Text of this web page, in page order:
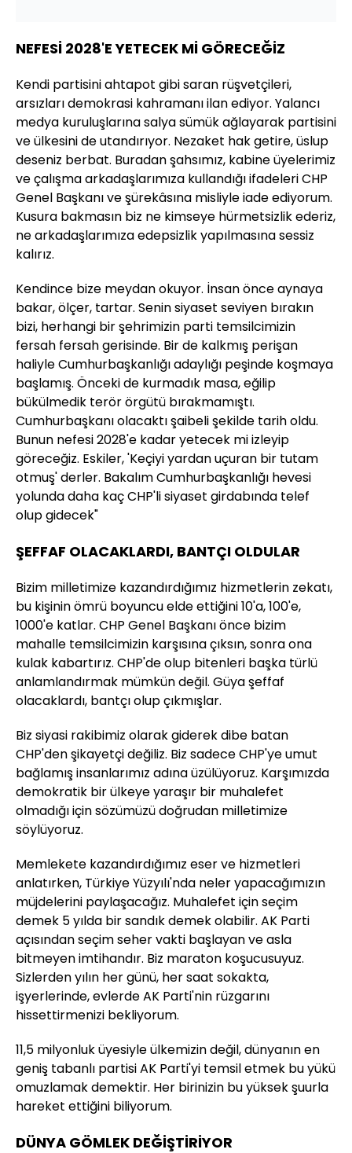
NEFESİ 2028'E YETECEK Mİ GÖRECEĞİZ
Kendi partisini ahtapot gibi saran rüşvetçileri,
arsızları demokrasi kahramanı ilan ediyor. Yalancı
medya kuruluşlarına salya sümük ağlayarak partisini
ve ülkesini de utandırıyor. Nezaket hak getire, üslup
deseniz berbat. Buradan şahsımız, kabine üyelerimiz
ve çalışma arkadaşlarımıza kullandığı ifadeleri CHP
Genel Başkanı ve şürekâsına misliyle iade ediyorum.
Kusura bakmasın biz ne kimseye hürmetsizlik ederiz,
ne arkadaşlarımıza edepsizlik yapılmasına sessiz
kalırız.
Kendince bize meydan okuyor. İnsan önce aynaya
bakar, ölçer, tartar. Senin siyaset seviyen bırakın
bizi, herhangi bir şehrimizin parti temsilcimizin
fersah fersah gerisinde. Bir de kalkmış perişan
haliyle Cumhurbaşkanlığı adaylığı peşinde koşmaya
başlamış. Önceki de kurmadık masa, eğilip
bükülmedik terör örgütü bırakmamıştı.
Cumhurbaşkanı olacaktı şaibeli şekilde tarih oldu.
Bunun nefesi 2028'e kadar yetecek mi izleyip
göreceğiz. Eskiler, 'Keçiyi yardan uçuran bir tutam
otmuş' derler. Bakalım Cumhurbaşkanlığı hevesi
yolunda daha kaç CHP'li siyaset girdabında telef
olup gidecek"
ŞEFFAF OLACAKLARDI, BANTÇI OLDULAR
Bizim milletimize kazandırdığımız hizmetlerin zekatı,
bu kişinin ömrü boyuncu elde ettiğini 10'a, 100'e,
1000'e katlar. CHP Genel Başkanı önce bizim
mahalle temsilcimizin karşısına çıksın, sonra ona
kulak kabartırız. CHP'de olup bitenleri başka türlü
anlamlandırmak mümkün değil. Güya şeffaf
olacaklardı, bantçı olup çıkmışlar.
Biz siyasi rakibimiz olarak giderek dibe batan
CHP'den şikayetçi değiliz. Biz sadece CHP'ye umut
bağlamış insanlarımız adına üzülüyoruz. Karşımızda
demokratik bir ülkeye yaraşır bir muhalefet
olmadığı için sözümüzü doğrudan milletimize
söylüyoruz.
Memlekete kazandırdığımız eser ve hizmetleri
anlatırken, Türkiye Yüzyılı'nda neler yapacağımızın
müjdelerini paylaşacağız. Muhalefet için seçim
demek 5 yılda bir sandık demek olabilir. AK Parti
açısından seçim seher vakti başlayan ve asla
bitmeyen imtihandır. Biz maraton koşucusuyuz.
Sizlerden yılın her günü, her saat sokakta,
işyerlerinde, evlerde AK Parti'nin rüzgarını
hissettirmenizi bekliyorum.
11,5 milyonluk üyesiyle ülkemizin değil, dünyanın en
geniş tabanlı partisi AK Parti'yi temsil etmek bu yükü
omuzlamak demektir. Her birinizin bu yüksek şuurla
hareket ettiğini biliyorum.
DÜNYA GÖMLEK DEĞİŞTİRİYOR